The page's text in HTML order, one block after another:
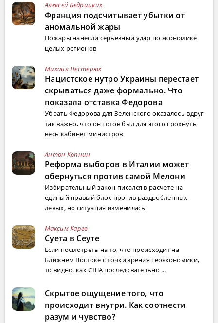
Алексей Бедрицких
Франция подсчитывает убытки от
аномальной жары
Пожары нанесли серьёзный удар по экономике
целых регионов
Михаил Нестерюк
Нацистское нутро Украины перестает
скрываться даже формально. Что
показала отставка Федорова
Убрать Федорова для Зеленского оказалось вдруг
так важно, что он готов был для этого грохнуть
весь кабинет министров
Антон Копнин
Реформа выборов в Италии может
обернуться против самой Мелони
Избирательный закон писался в расчете на
единый правый блок против раздробленных
левых, но ситуация изменилась
Максим Карев
Суета в Сеуте
Если посмотреть на то, что происходит на
Ближнем Востоке с точки зрения геоэкономики,
то видно, как США последовательно ...
Скрытое ощущение того, что
происходит внутри. Как соотнести
разум и чувство?